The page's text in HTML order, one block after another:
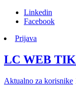
Linkedin
Facebook
Prijava
LC WEB
Aktualno za korisnike